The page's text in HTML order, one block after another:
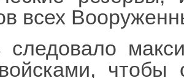
всех
следовало
чтобы